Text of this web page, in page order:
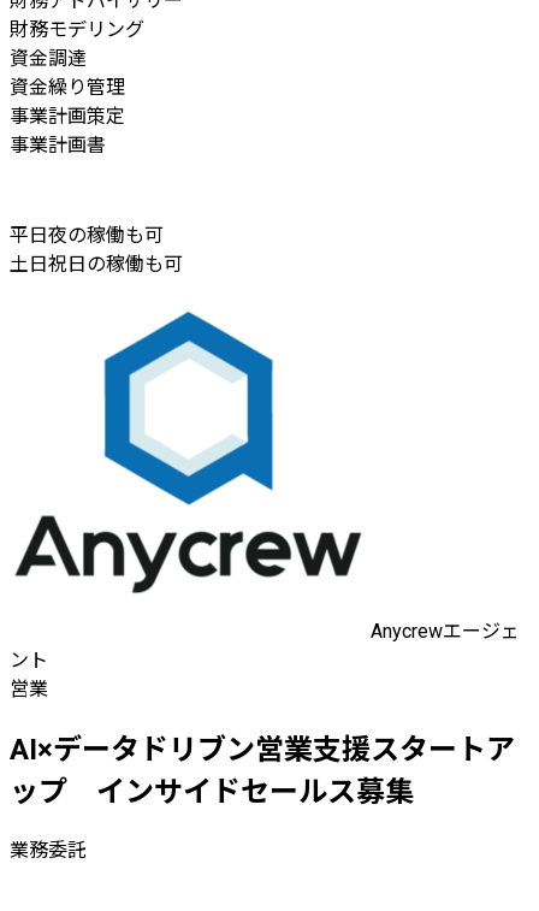
財務モデリング
資金調達
資金繰り管理
事業計画策定
事業計画書
平日夜の稼働も可
土日祝日の稼働も可
Anycrewエージェ
ント
営業
AI×データドリブン営業支援スタートア
ップ インサイドセールス募集
業務委託